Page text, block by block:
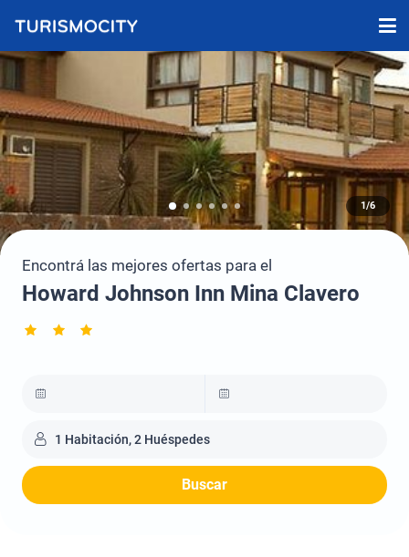
1/6
Encontrá las mejores ofertas para el
Howard Johnson Inn Mina Clavero
1 Habitación, 2 Huéspedes
Buscar